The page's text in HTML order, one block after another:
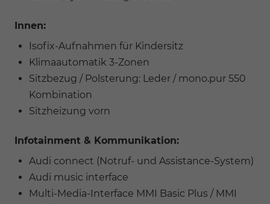
Innen:
Isofix-Aufnahmen für Kindersitz
Klimaautomatik 3-Zonen
Sitzbezug / Polsterung: Leder / mono.pur 550
Kombination
Sitzheizung vorn
Infotainment & Kommunikation:
Audi connect (Notruf- und Assistance-System)
Audi music interface
Multi-Media-Interface MMI Basic Plus / MMI